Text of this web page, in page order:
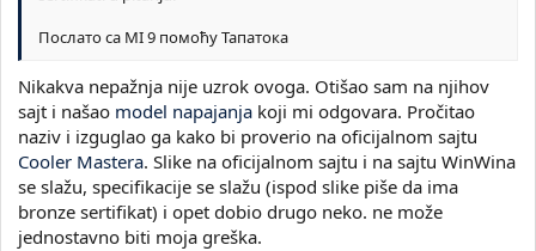
Послато са MI 9 помоћу Тапатока
Nikakva nepažnja nije uzrok ovoga. Otišao sam na njihov
sajt i našao model napajanja koji mi odgovara. Pročitao
naziv i izguglao ga kako bi proverio na oficijalnom sajtu
Cooler Mastera. Slike na oficijalnom sajtu i na sajtu WinWina
se slažu, specifikacije se slažu (ispod slike piše da ima
bronze sertifikat) i opet dobio drugo neko. ne može
jednostavno biti moja greška.